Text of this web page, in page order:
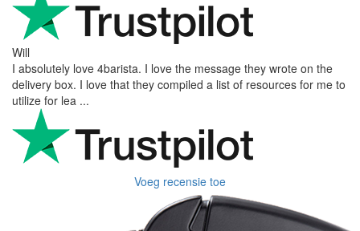
Will
I absolutely love 4barista. I love the message they wrote on the
delivery box. I love that they compiled a list of resources for me to
utilize for lea ...
Voeg recensie toe